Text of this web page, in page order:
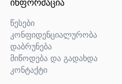
ᲘᲜᲤᲝᲠᲛᲐᲪᲘᲐ
წესები
კონფიდენციალურობა
დაბრუნება
მიწოდება და გადახდა
კონტაქტი